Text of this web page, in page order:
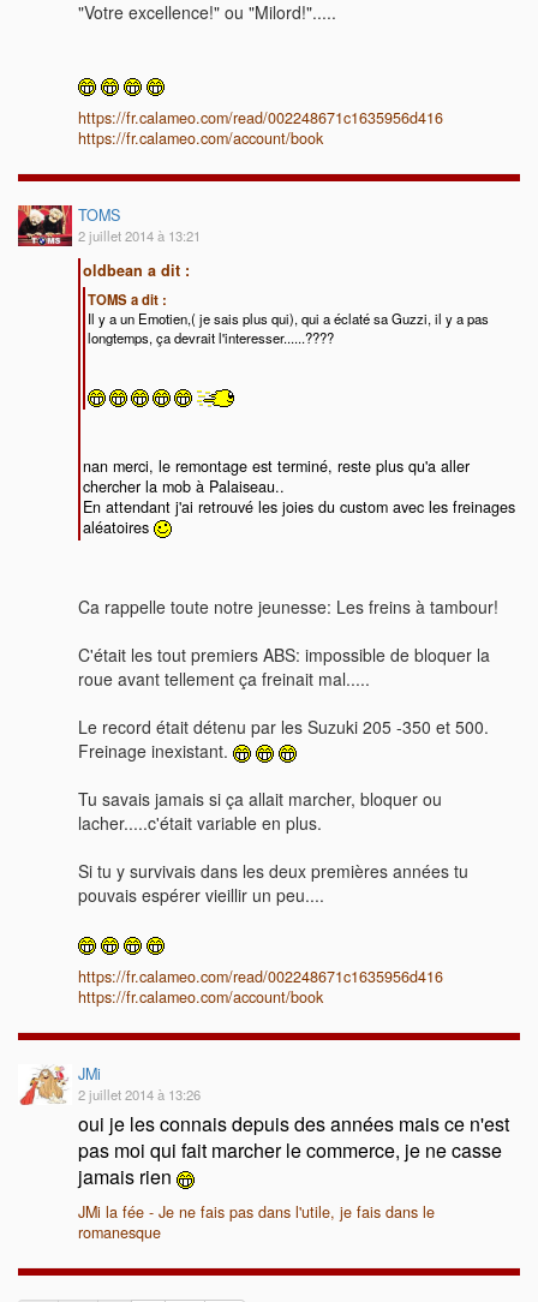
"Votre excellence!" ou "Milord!".....
https://fr.calameo.com/read/002248671c1635956d416
https://fr.calameo.com/account/book
TOMS
2 juillet 2014 à 13:21
oldbean a dit :
TOMS a dit :
Il y a un Emotien,( je sais plus qui), qui a éclaté sa Guzzi, il y a pas
longtemps, ça devrait l'interesser......????
nan merci, le remontage est terminé, reste plus qu'a aller
chercher la mob à Palaiseau..
En attendant j'ai retrouvé les joies du custom avec les freinages
aléatoires
Ca rappelle toute notre jeunesse: Les freins à tambour!
C'était les tout premiers ABS: impossible de bloquer la
roue avant tellement ça freinait mal.....
Le record était détenu par les Suzuki 205 -350 et 500.
Freinage inexistant.
Tu savais jamais si ça allait marcher, bloquer ou
lacher.....c'était variable en plus.
Si tu y survivais dans les deux premières années tu
pouvais espérer vieillir un peu....
https://fr.calameo.com/read/002248671c1635956d416
https://fr.calameo.com/account/book
JMi
2 juillet 2014 à 13:26
oui je les connais depuis des années mais ce n'est
pas moi qui fait marcher le commerce, je ne casse
jamais rien
JMi la fée - Je ne fais pas dans l'utile, je fais dans le
romanesque